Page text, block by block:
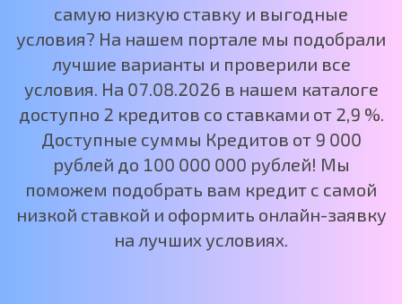
самую низкую ставку и выгодные
условия? На нашем портале мы подобрали
лучшие варианты и проверили все
условия. На 07.08.2026 в нашем каталоге
доступно 2 кредитов со ставками от 2,9 %.
Доступные суммы Кредитов от 9 000
рублей до 100 000 000 рублей! Мы
поможем подобрать вам кредит с самой
низкой ставкой и оформить онлайн-заявку
на лучших условиях.